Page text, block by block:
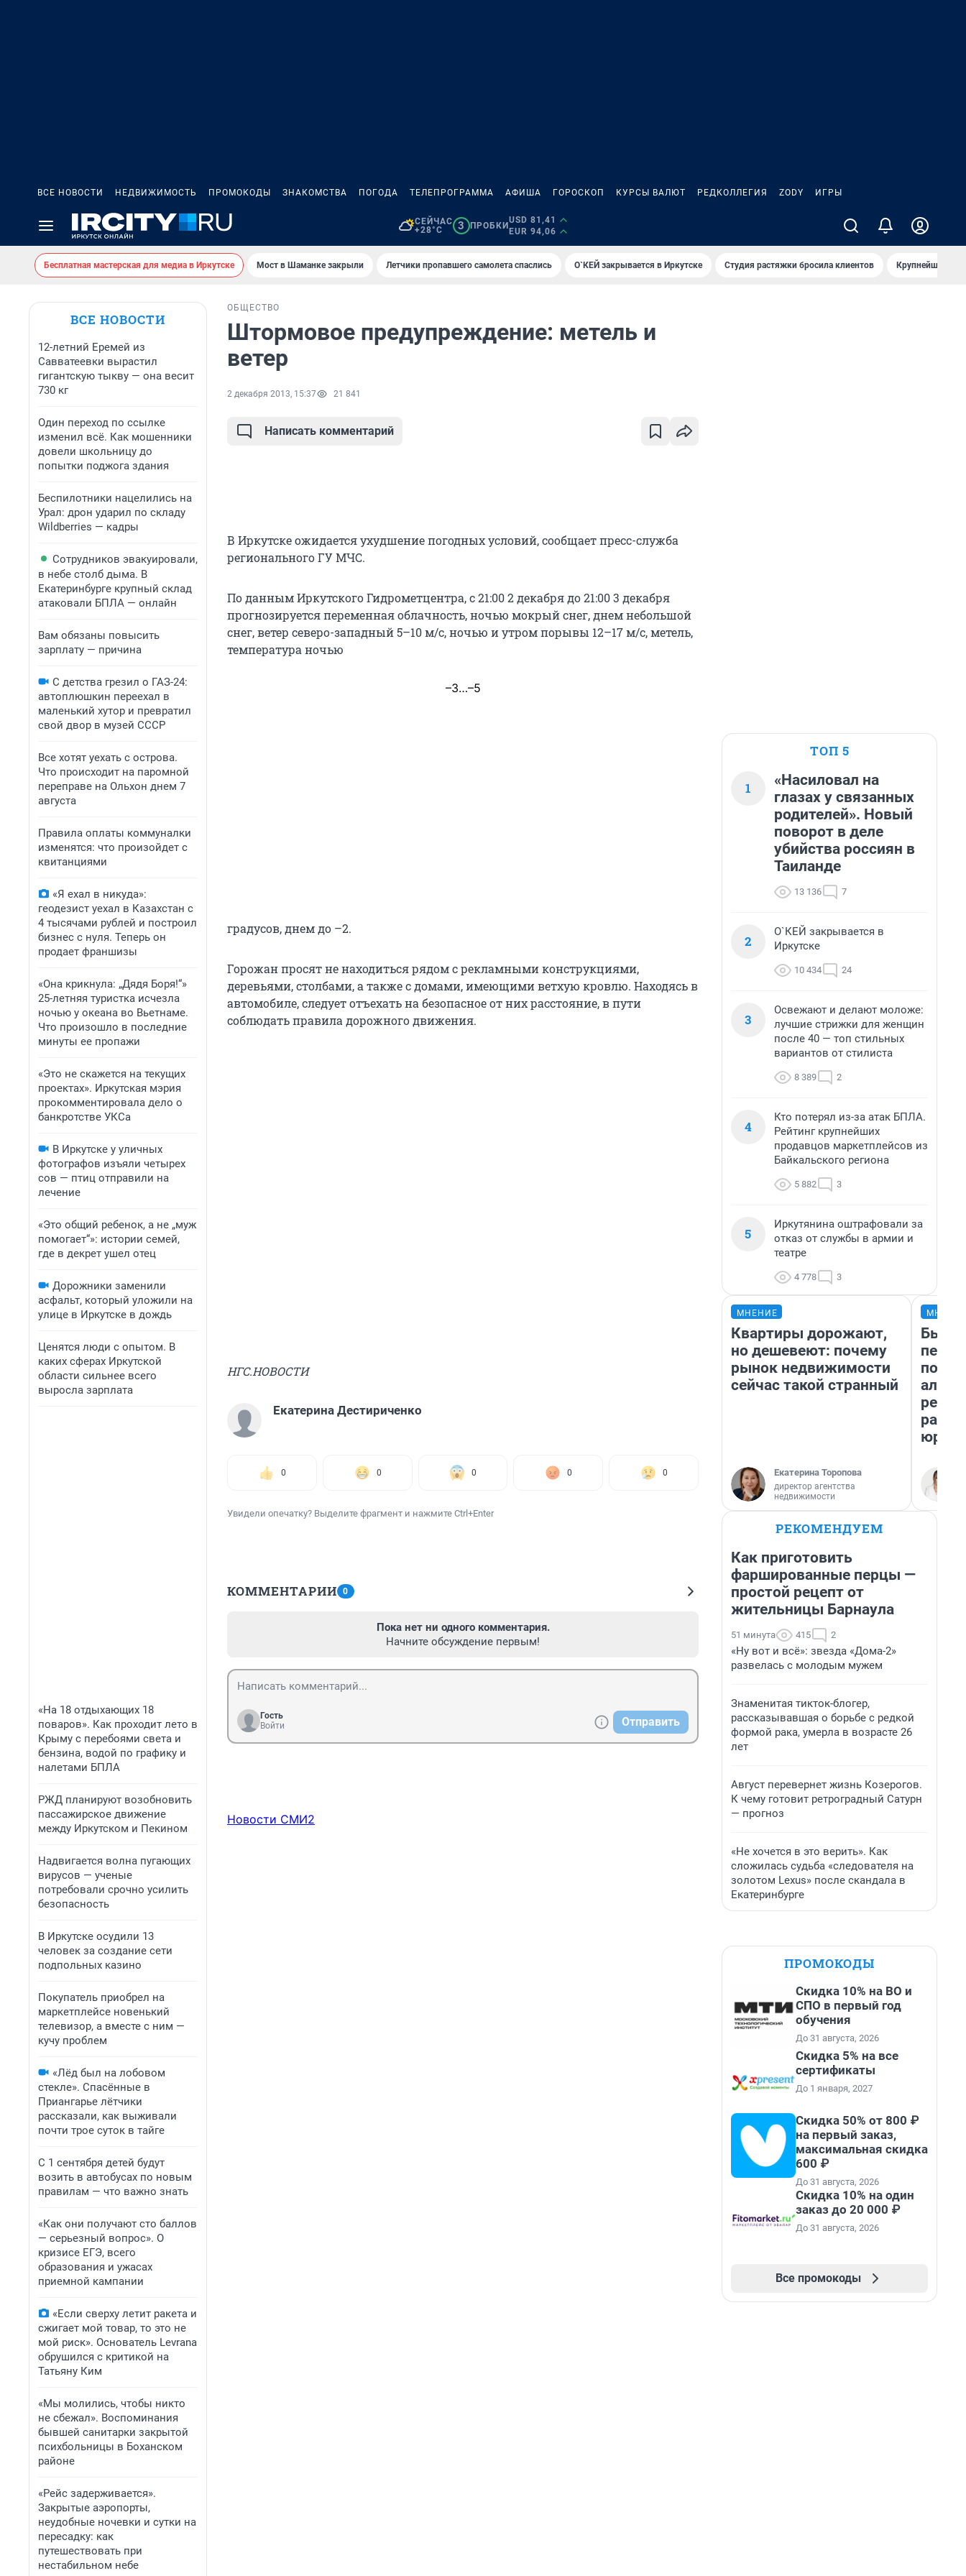
ВСЕ НОВОСТИ НЕДВИЖИМОСТЬ ПРОМОКОДЫ ЗНАКОМСТВА ПОГОДА ТЕЛЕПРОГРАММА АФИША ГОРОСКОП КУРСЫ ВАЛЮТ РЕДКОЛЛЕГИЯ ZODY ИГРЫ
СЕЙЧАС
+28°C
3 ПРОБКИ
USD 81,41
EUR 94,06
Бесплатная мастерская для медиа в Иркутске Мост в Шаманке закрыли Летчики пропавшего самолета спаслись О`КЕЙ закрывается в Иркутске Студия растяжки бросила клиентов Крупнейшие
ВСЕ НОВОСТИ
12-летний Еремей из
Савватеевки вырастил
гигантскую тыкву — она весит
730 кг
Один переход по ссылке
изменил всё. Как мошенники
довели школьницу до
попытки поджога здания
Беспилотники нацелились на
Урал: дрон ударил по складу
Wildberries — кадры
Сотрудников эвакуировали,
в небе столб дыма. В
Екатеринбурге крупный склад
атаковали БПЛА — онлайн
Вам обязаны повысить
зарплату — причина
С детства грезил о ГАЗ-24:
автоплюшкин переехал в
маленький хутор и превратил
свой двор в музей СССР
Все хотят уехать с острова.
Что происходит на паромной
переправе на Ольхон днем 7
августа
Правила оплаты коммуналки
изменятся: что произойдет с
квитанциями
«Я ехал в никуда»:
геодезист уехал в Казахстан с
4 тысячами рублей и построил
бизнес с нуля. Теперь он
продает франшизы
«Она крикнула: „Дядя Боря!“»
25-летняя туристка исчезла
ночью у океана во Вьетнаме.
Что произошло в последние
минуты ее пропажи
«Это не скажется на текущих
проектах». Иркутская мэрия
прокомментировала дело о
банкротстве УКСа
В Иркутске у уличных
фотографов изъяли четырех
сов — птиц отправили на
лечение
«Это общий ребенок, а не „муж
помогает“»: истории семей,
где в декрет ушел отец
Дорожники заменили
асфальт, который уложили на
улице в Иркутске в дождь
Ценятся люди с опытом. В
каких сферах Иркутской
области сильнее всего
выросла зарплата
«На 18 отдыхающих 18
поваров». Как проходит лето в
Крыму с перебоями света и
бензина, водой по графику и
налетами БПЛА
РЖД планируют возобновить
пассажирское движение
между Иркутском и Пекином
Надвигается волна пугающих
вирусов — ученые
потребовали срочно усилить
безопасность
В Иркутске осудили 13
человек за создание сети
подпольных казино
Покупатель приобрел на
маркетплейсе новенький
телевизор, а вместе с ним —
кучу проблем
«Лёд был на лобовом
стекле». Спасённые в
Приангарье лётчики
рассказали, как выживали
почти трое суток в тайге
С 1 сентября детей будут
возить в автобусах по новым
правилам — что важно знать
«Как они получают сто баллов
— серьезный вопрос». О
кризисе ЕГЭ, всего
образования и ужасах
приемной кампании
«Если сверху летит ракета и
сжигает мой товар, то это не
мой риск». Основатель Levrana
обрушился с критикой на
Татьяну Ким
«Мы молились, чтобы никто
не сбежал». Воспоминания
бывшей санитарки закрытой
психбольницы в Боханском
районе
«Рейс задерживается».
Закрытые аэропорты,
неудобные ночевки и сутки на
пересадку: как
путешествовать при
нестабильном небе
ОБЩЕСТВО
Штормовое предупреждение: метель и
ветер
2 декабря 2013, 15:37 21 841
Написать комментарий
В Иркутске ожидается ухудшение погодных условий, сообщает пресс-служба
регионального ГУ МЧС.
По данным Иркутского Гидрометцентра, с 21:00 2 декабря до 21:00 3 декабря
прогнозируется переменная облачность, ночью мокрый снег, днем небольшой
снег, ветер северо-западный 5–10 м/с, ночью и утром порывы 12–17 м/с, метель,
температура ночью
–3…–5
градусов, днем до –2.
Горожан просят не находиться рядом с рекламными конструкциями,
деревьями, столбами, а также с домами, имеющими ветхую кровлю. Находясь в
автомобиле, следует отъехать на безопасное от них расстояние, в пути
соблюдать правила дорожного движения.
НГС.НОВОСТИ
Екатерина Дестириченко
0 0 0 0 0
Увидели опечатку? Выделите фрагмент и нажмите Ctrl+Enter
КОММЕНТАРИИ 0
Пока нет ни одного комментария.
Начните обсуждение первым!
Гость
Войти
Отправить
Новости СМИ2
ТОП 5
1
«Насиловал на
глазах у связанных
родителей». Новый
поворот в деле
убийства россиян в
Таиланде
13 136 7
2
О`КЕЙ закрывается в
Иркутске
10 434 24
3
Освежают и делают моложе:
лучшие стрижки для женщин
после 40 — топ стильных
вариантов от стилиста
8 389 2
4
Кто потерял из-за атак БПЛА.
Рейтинг крупнейших
продавцов маркетплейсов из
Байкальского региона
5 882 3
5
Иркутянина оштрафовали за
отказ от службы в армии и
театре
4 778 3
МНЕНИЕ
Квартиры дорожают,
но дешевеют: почему
рынок недвижимости
сейчас такой странный
Екатерина Торопова
директор агентства
недвижимости
Был
РЕКОМЕНДУЕМ
Как приготовить
фаршированные перцы —
простой рецепт от
жительницы Барнаула
51 минута 415 2
«Ну вот и всё»: звезда «Дома-2»
развелась с молодым мужем
Знаменитая тикток-блогер,
рассказывавшая о борьбе с редкой
формой рака, умерла в возрасте 26
лет
Август перевернет жизнь Козерогов.
К чему готовит ретроградный Сатурн
— прогноз
«Не хочется в это верить». Как
сложилась судьба «следователя на
золотом Lexus» после скандала в
Екатеринбурге
ПРОМОКОДЫ
Скидка 10% на ВО и
СПО в первый год
обучения
До 31 августа, 2026
Скидка 5% на все
сертификаты
До 1 января, 2027
Скидка 50% от 800 ₽
на первый заказ,
максимальная скидка
600 ₽
До 31 августа, 2026
Скидка 10% на один
заказ до 20 000 ₽
До 31 августа, 2026
Все промокоды